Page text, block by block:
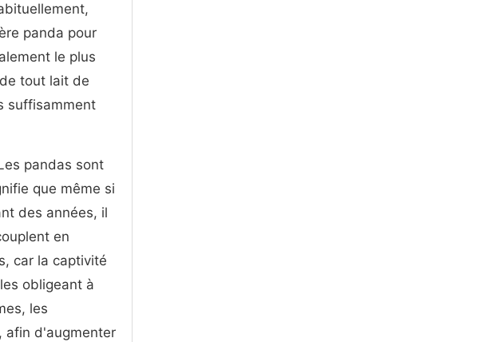
panda pour
le plus
tout lait de
suffisamment
pandas sont
que même si
des années, il
en
car la captivité
obligeant à
les
afin d'augmenter